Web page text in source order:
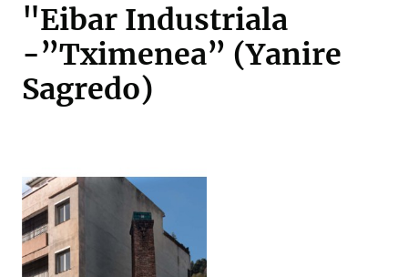
"Eibar Industriala
-”Tximenea” (Yanire
Sagredo)